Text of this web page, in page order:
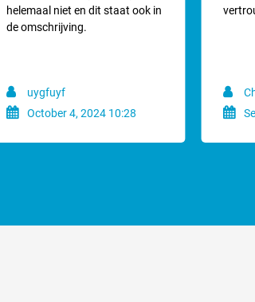
bij moeilijke zware vachten, vachten met
nummer 10 heeft een fijne vertanding,
met die lengte welke je vervolgens
helemaal niet en dit staat ook in
de omschrijving.
uygfuyf
October 4, 2024 10:28